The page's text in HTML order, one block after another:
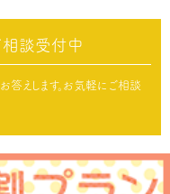
談受付中
答えします。お気軽にご相談